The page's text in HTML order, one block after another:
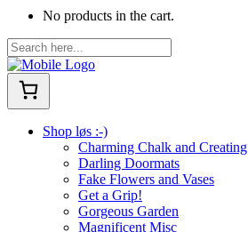
No products in the cart.
Shop løs :-)
Charming Chalk and Creating
Darling Doormats
Fake Flowers and Vases
Get a Grip!
Gorgeous Garden
Magnificent Misc